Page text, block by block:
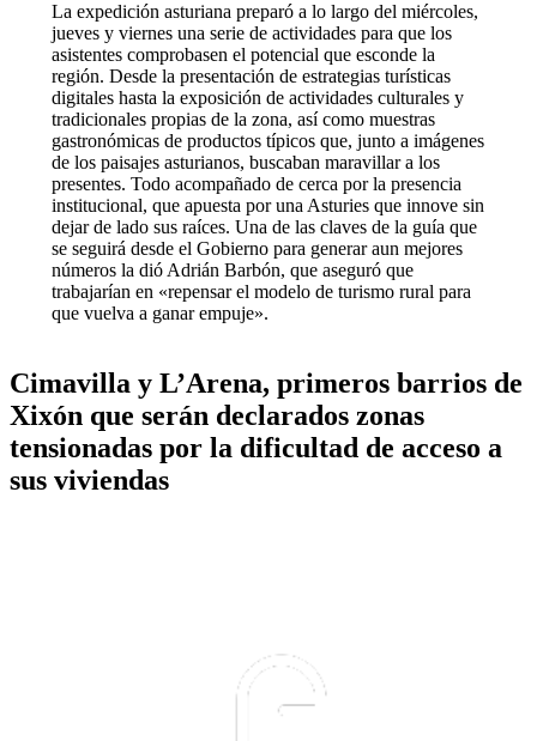
La expedición asturiana preparó a lo largo del miércoles,
jueves y viernes una serie de actividades para que los
asistentes comprobasen el potencial que esconde la
región. Desde la presentación de estrategias turísticas
digitales hasta la exposición de actividades culturales y
tradicionales propias de la zona, así como muestras
gastronómicas de productos típicos que, junto a imágenes
de los paisajes asturianos, buscaban maravillar a los
presentes. Todo acompañado de cerca por la presencia
institucional, que apuesta por una Asturies que innove sin
dejar de lado sus raíces. Una de las claves de la guía que
se seguirá desde el Gobierno para generar aun mejores
números la dió Adrián Barbón, que aseguró que
trabajarían en «repensar el modelo de turismo rural para
que vuelva a ganar empuje».
Cimavilla y L’Arena, primeros barrios de
Xixón que serán declarados zonas
tensionadas por la dificultad de acceso a
sus viviendas